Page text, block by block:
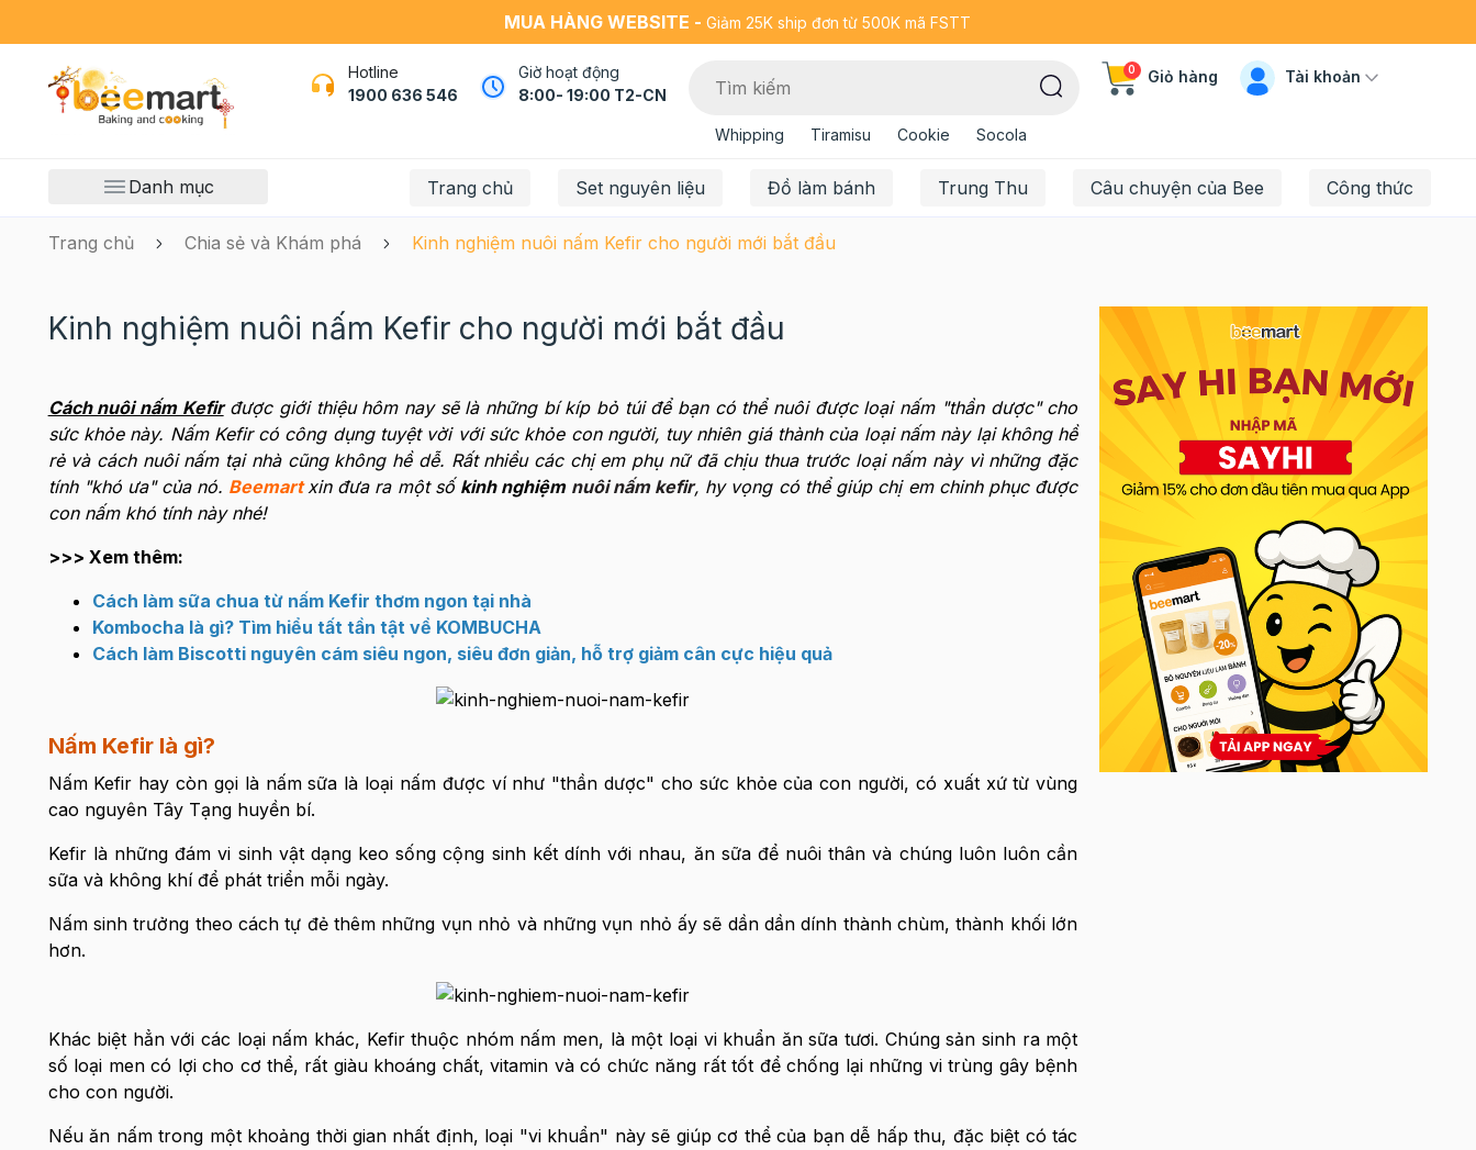
MUA HÀNG WEBSITE - Giảm 25K ship đơn từ 500K mã FSTT
Hotline
1900 636 546
Giờ hoạt động
8:00- 19:00 T2-CN
Whipping Tiramisu Cookie Socola
0 Giỏ hàng Tài khoản
Danh mục Trang chủ Set nguyên liệu Đồ làm bánh Trung Thu Câu chuyện của Bee Công thức
Trang chủ Chia sẻ và Khám phá Kinh nghiệm nuôi nấm Kefir cho người mới bắt đầu
Kinh nghiệm nuôi nấm Kefir cho người mới bắt đầu
Cách nuôi nấm Kefirđược giới thiệu hôm nay sẽ là những bí kíp bỏ túi để bạn có thể nuôi được loại nấm "thần dược" cho
sức khỏe này. Nấm Kefir có công dụng tuyệt vời với sức khỏe con người, tuy nhiên giá thành của loại nấm này lại không hề
rẻ và cách nuôi nấm tại nhà cũng không hề dễ. Rất nhiều các chị em phụ nữ đã chịu thua trước loại nấm này vì những đặc
tính "khó ưa" của nó. Beemart xin đưa ra một số kinh nghiệm nuôi nấm kefir, hy vọng có thể giúp chị em chinh phục được
con nấm khó tính này nhé!
>>> Xem thêm:
Cách làm sữa chua từ nấm Kefir thơm ngon tại nhà
Kombocha là gì? Tìm hiểu tất tần tật về KOMBUCHA
Cách làm Biscotti nguyên cám siêu ngon, siêu đơn giản, hỗ trợ giảm cân cực hiệu quả
Nấm Kefir là gì?
Nấm Kefir hay còn gọi là nấm sữa là loại nấm được ví như "thần dược" cho sức khỏe của con người, có xuất xứ từ vùng
cao nguyên Tây Tạng huyền bí.
Kefir là những đám vi sinh vật dạng keo sống cộng sinh kết dính với nhau, ăn sữa để nuôi thân và chúng luôn luôn cần
sữa và không khí để phát triển mỗi ngày.
Nấm sinh trưởng theo cách tự đẻ thêm những vụn nhỏ và những vụn nhỏ ấy sẽ dần dần dính thành chùm, thành khối lớn
hơn.
Khác biệt hẳn với các loại nấm khác, Kefir thuộc nhóm nấm men, là một loại vi khuẩn ăn sữa tươi. Chúng sản sinh ra một
số loại men có lợi cho cơ thể, rất giàu khoáng chất, vitamin và có chức năng rất tốt để chống lại những vi trùng gây bệnh
cho con người.
Nếu ăn nấm trong một khoảng thời gian nhất định, loại "vi khuẩn" này sẽ giúp cơ thể của bạn dễ hấp thu, đặc biệt có tác